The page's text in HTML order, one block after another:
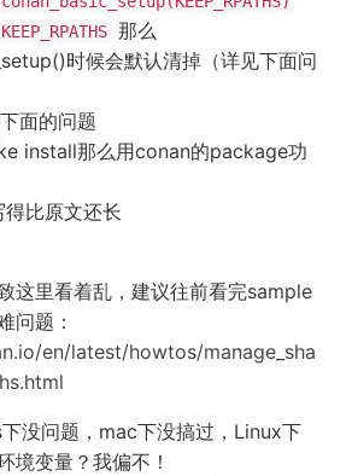
KEEP_RPATHS 那么
时候会默认清掉（详见下面问
面的问题
install那么用conan的package功
比原文还长
这里看着乱，建议往前看完sample
问题：
en/latest/howtos/manage_sha
没问题，mac下没搞过，Linux下
境变量？我偏不！